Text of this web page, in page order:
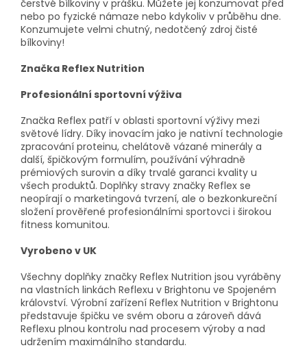
čerstvé bílkoviny v prášku. Můžete jej konzumovat před
nebo po fyzické námaze nebo kdykoliv v průběhu dne.
Konzumujete velmi chutný, nedotčený zdroj čisté
bílkoviny!
Značka Reflex Nutrition
Profesionální sportovní výživa
Značka Reflex patří v oblasti sportovní výživy mezi
světové lídry. Díky inovacím jako je nativní technologie
zpracování proteinu, chelátově vázané minerály a
další, špičkovým formulím, používání výhradně
prémiových surovin a díky trvalé garanci kvality u
všech produktů. Doplňky stravy značky Reflex se
neopírají o marketingová tvrzení, ale o bezkonkureční
složení prověřené profesionálními sportovci i širokou
fitness komunitou.
Vyrobeno v UK
Všechny doplňky značky Reflex Nutrition jsou vyráběny
na vlastních linkách Reflexu v Brightonu ve Spojeném
království. Výrobní zařízení Reflex Nutrition v Brightonu
představuje špičku ve svém oboru a zároveň dává
Reflexu plnou kontrolu nad procesem výroby a nad
udržením maximálního standardu.